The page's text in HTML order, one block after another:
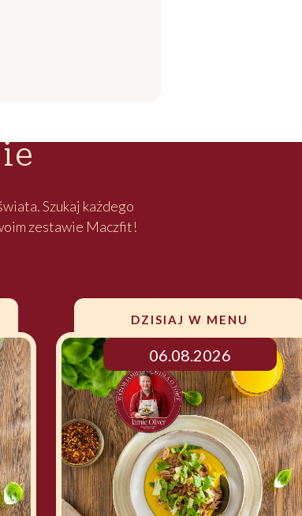
Szukaj każdego
zestawie Maczfit!
DZISIAJ W MENU
06.08.2026